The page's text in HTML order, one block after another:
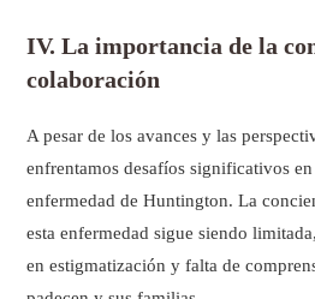
IV. La importancia de la
colaboración
A pesar de los avances y las
enfrentamos desafíos significativos
enfermedad de Huntington. La
esta enfermedad sigue siendo
en estigmatización y falta de